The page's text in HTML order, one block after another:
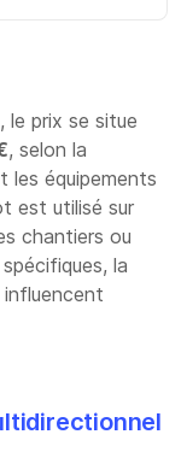
le prix se situe
, selon la
les équipements
est utilisé sur
chantiers ou
la